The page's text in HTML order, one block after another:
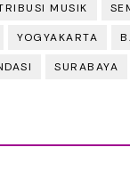
MUSIK
YOGYAKARTA
SURABAYA